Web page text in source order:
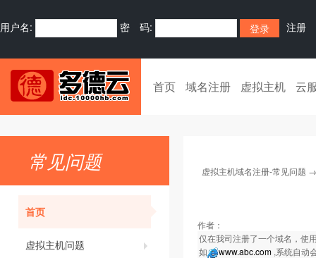
用户名: 密 码: 注册
首页 域名注册 虚拟主机 云
常见问题
首页
虚拟主机问题
虚拟主机域名注册-常见问题
作者：
仅在我司注册了一个域名，使
如
www.abc.com ,系统自动